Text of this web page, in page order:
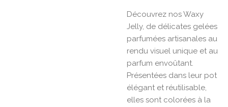
Découvrez nos Waxy
Jelly, de délicates gelées
parfumées artisanales au
rendu visuel unique et au
parfum envoûtant.
Présentées dans leur pot
élégant et réutilisable,
elles sont colorées à la